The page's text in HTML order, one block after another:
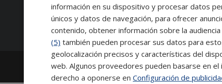
Síguenos:
2026
Escuela de Posgrado de Salamanca
Información legal
Tablón de anuncios
información en su dispositivo y procesar datos
únicos y datos de navegación, para ofrecer
contenido, obtener información sobre la
(5) también pueden procesar sus datos para
geolocalización precisos y características del
web. Algunos proveedores pueden basarse en
derecho a oponerse en Configuración de